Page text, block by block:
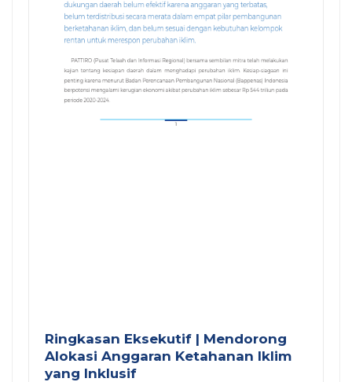
Ringkasan Eksekutif | Mendorong
Alokasi Anggaran Ketahanan Iklim
yang Inklusif